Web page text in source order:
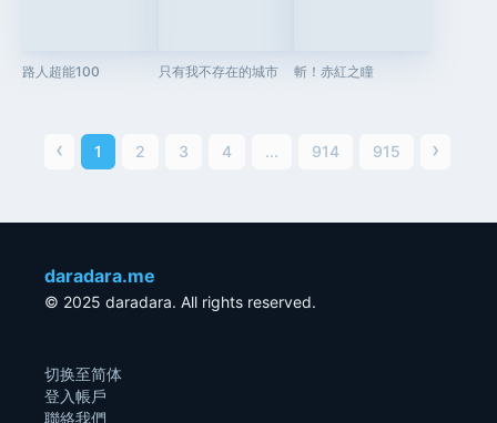
路人超能100 只有我不存在的城市 斬！赤紅之瞳
‹ 1 2 3 4 ... 914 915 ›
daradara.me
© 2025 daradara. All rights reserved.
切换至简体
登入帳戶
聯絡我們